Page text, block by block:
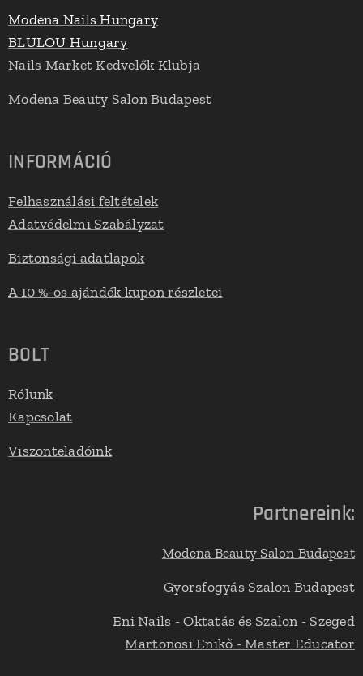
Modena Nails Hungary
BLULOU Hungary
Nails Market Kedvelők Klubja
Modena Beauty Salon Budapest
INFORMÁCIÓ
Felhasználási feltételek
Adatvédelmi Szabályzat
Biztonsági adatlapok
A 10 %-os ajándék kupon részletei
BOLT
Rólunk
Kapcsolat
Viszonteladóink
Partnereink:
Modena Beauty Salon Budapest
Gyorsfogyás Szalon Budapest
Eni Nails - Oktatás és Szalon - Szeged
Martonosi Enikő - Master Educator